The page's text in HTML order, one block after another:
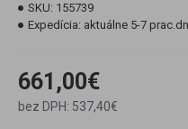
661,00€
bez DPH: 537,40€
SKU: 155739
Expedícia: aktuálne 5-7